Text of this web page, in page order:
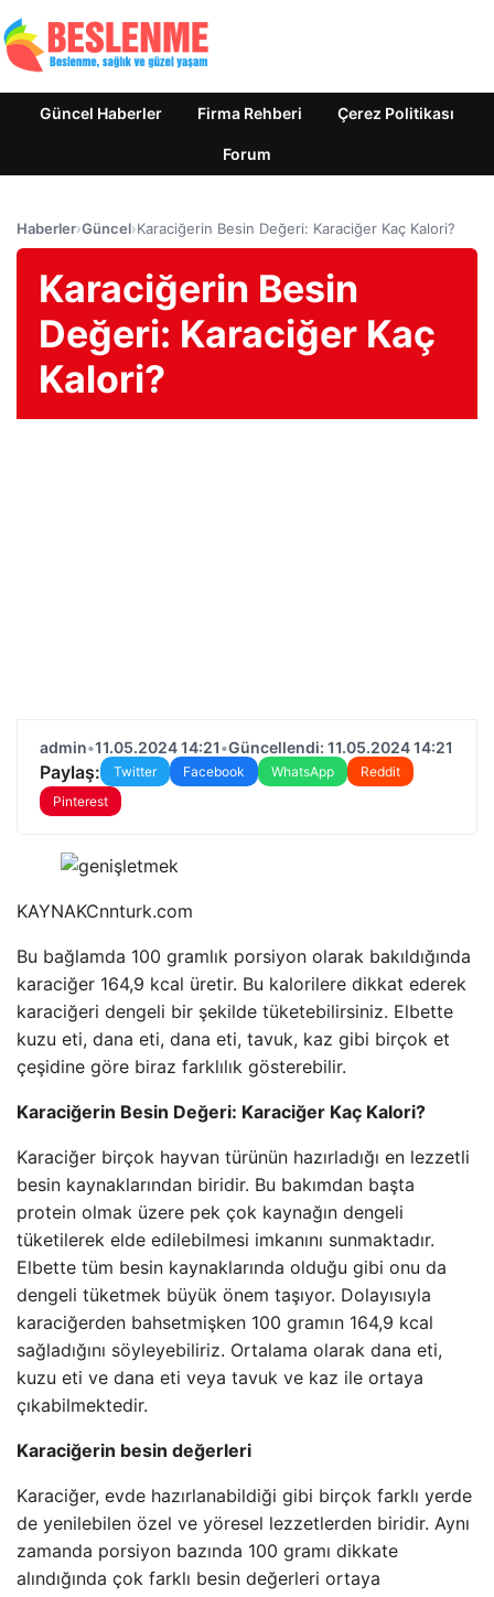
Güncel Haberler Firma Rehberi Çerez Politikası
Forum
Haberler›Güncel›Karaciğerin Besin Değeri: Karaciğer Kaç Kalori?
Karaciğerin Besin
Değeri: Karaciğer Kaç
Kalori?
admin•11.05.2024 14:21•Güncellendi: 11.05.2024 14:21
Paylaş: Twitter Facebook WhatsApp
Reddit
Pinterest
KAYNAKCnnturk.com
Bu bağlamda 100 gramlık porsiyon olarak bakıldığında
karaciğer 164,9 kcal üretir. Bu kalorilere dikkat ederek
karaciğeri dengeli bir şekilde tüketebilirsiniz. Elbette
kuzu eti, dana eti, dana eti, tavuk, kaz gibi birçok et
çeşidine göre biraz farklılık gösterebilir.
Karaciğerin Besin Değeri: Karaciğer Kaç Kalori?
Karaciğer birçok hayvan türünün hazırladığı en lezzetli
besin kaynaklarından biridir. Bu bakımdan başta
protein olmak üzere pek çok kaynağın dengeli
tüketilerek elde edilebilmesi imkanını sunmaktadır.
Elbette tüm besin kaynaklarında olduğu gibi onu da
dengeli tüketmek büyük önem taşıyor. Dolayısıyla
karaciğerden bahsetmişken 100 gramın 164,9 kcal
sağladığını söyleyebiliriz. Ortalama olarak dana eti,
kuzu eti ve dana eti veya tavuk ve kaz ile ortaya
çıkabilmektedir.
Karaciğerin besin değerleri
Karaciğer, evde hazırlanabildiği gibi birçok farklı yerde
de yenilebilen özel ve yöresel lezzetlerden biridir. Aynı
zamanda porsiyon bazında 100 gramı dikkate
alındığında çok farklı besin değerleri ortaya